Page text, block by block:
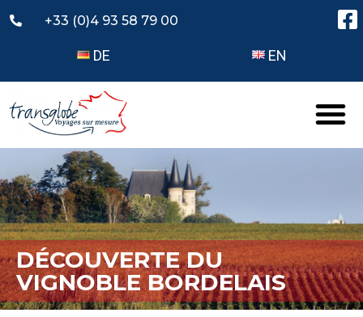
+33 (0)4 93 58 79 00
DE EN
DÉCOUVERTE DU
VIGNOBLE BORDELAIS